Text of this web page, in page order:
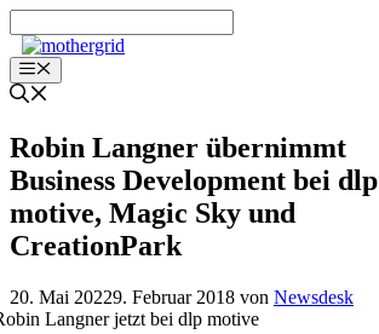
Inhalt
springenMenü
Robin Langner übernimmt
Business Development bei dlp
motive, Magic Sky und
CreationPark
20. Mai 20229. Februar 2018 von Newsdesk